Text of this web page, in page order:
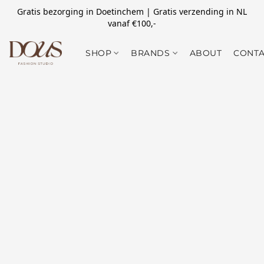
Gratis bezorging in Doetinchem | Gratis verzending in NL
vanaf €100,-
SHOP BRANDS ABOUT